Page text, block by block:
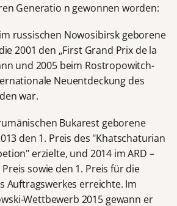
Generatio n gewonnen worden:
russischen Nowosibirsk geborene
2001 den „First Grand Prix de la
und 2005 beim Rostropowitch-
Neuentdeckung des
war.
Bukarest geborene
den 1. Preis des "Khatschaturian
erzielte, und 2014 im ARD –
sowie den 1. Preis für die
Auftragswerkes erreichte. Im
Wettbewerb 2015 gewann er